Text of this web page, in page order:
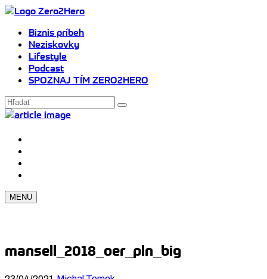
Biznis príbeh
Neziskovky
Lifestyle
Podcast
SPOZNAJ TÍM ZERO2HERO
MENU
mansell_2018_oer_pln_big